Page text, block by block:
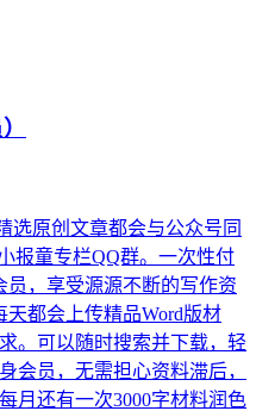
选原创文章都会与公众号同
报童专栏QQ群。一次性付
员，享受源源不断的写作资
都会上传精品Word版材
。可以随时搜索并下载，轻
会员，无需担心资料滞后，
月还有一次3000字材料润色